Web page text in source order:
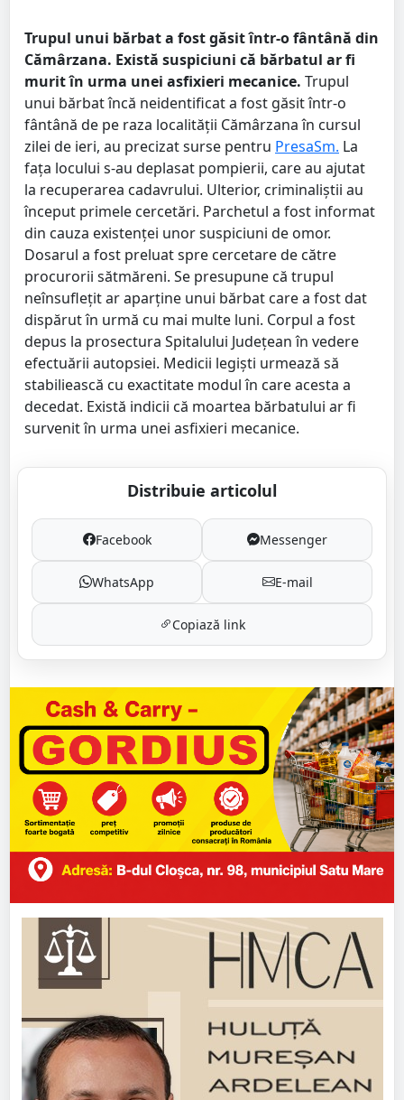
Trupul unui bărbat a fost găsit într-o fântână din
Cămârzana. Există suspiciuni că bărbatul ar fi
murit în urma unei asfixieri mecanice. Trupul
unui bărbat încă neidentificat a fost găsit într-o
fântână de pe raza localității Cămârzana în cursul
zilei de ieri, au precizat surse pentru PresaSm. La
fața locului s-au deplasat pompierii, care au ajutat
la recuperarea cadavrului. Ulterior, criminaliștii au
început primele cercetări. Parchetul a fost informat
din cauza existenței unor suspiciuni de omor.
Dosarul a fost preluat spre cercetare de către
procurorii sătmăreni. Se presupune că trupul
neînsuflețit ar aparține unui bărbat care a fost dat
dispărut în urmă cu mai multe luni. Corpul a fost
depus la prosectura Spitalului Județean în vedere
efectuării autopsiei. Medicii legiști urmează să
stabiliească cu exactitate modul în care acesta a
decedat. Există indicii că moartea bărbatului ar fi
survenit în urma unei asfixieri mecanice.
Distribuie articolul
Facebook Messenger
WhatsApp E-mail
Copiază link